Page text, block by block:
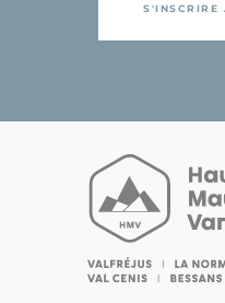
S'INSCRIRE